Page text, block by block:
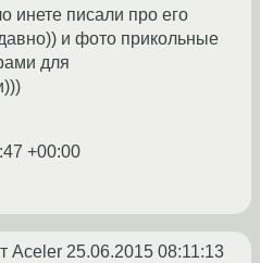
инете писали про его
и фото прикольные
для
+00:00
Aceler 25.06.2015 08:11:13